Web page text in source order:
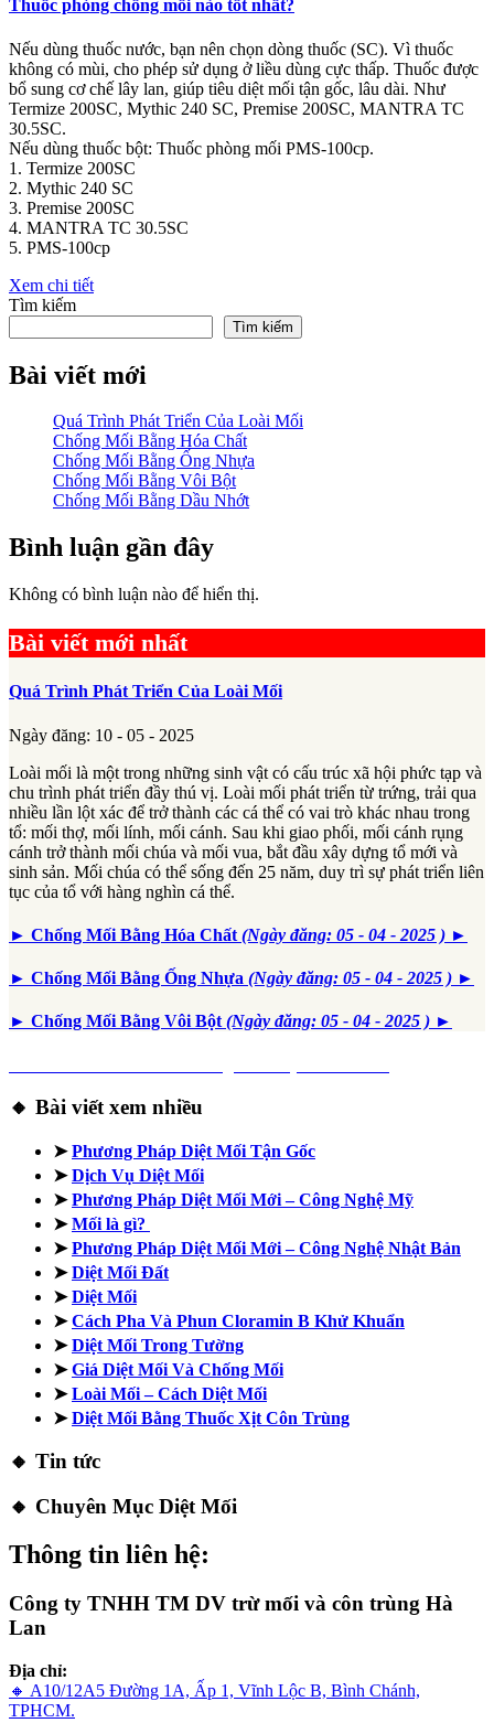
Thuốc phòng chống mối nào tốt nhất?
Nếu dùng thuốc nước, bạn nên chọn dòng thuốc (SC). Vì thuốc
không có mùi, cho phép sử dụng ở liều dùng cực thấp. Thuốc được
bổ sung cơ chế lây lan, giúp tiêu diệt mối tận gốc, lâu dài. Như
Termize 200SC, Mythic 240 SC, Premise 200SC, MANTRA TC
30.5SC.
Nếu dùng thuốc bột: Thuốc phòng mối PMS-100cp.
1. Termize 200SC
2. Mythic 240 SC
3. Premise 200SC
4. MANTRA TC 30.5SC
5. PMS-100cp
Xem chi tiết
Tìm kiếm
Tìm kiếm
Bài viết mới
Quá Trình Phát Triển Của Loài Mối
Chống Mối Bằng Hóa Chất
Chống Mối Bằng Ống Nhựa
Chống Mối Bằng Vôi Bột
Chống Mối Bằng Dầu Nhớt
Bình luận gần đây
Không có bình luận nào để hiển thị.
Bài viết mới nhất
Quá Trình Phát Triển Của Loài Mối
Ngày đăng: 10 - 05 - 2025
Loài mối là một trong những sinh vật có cấu trúc xã hội phức tạp và
chu trình phát triển đầy thú vị. Loài mối phát triển từ trứng, trải qua
nhiều lần lột xác để trở thành các cá thể có vai trò khác nhau trong
tổ: mối thợ, mối lính, mối cánh. Sau khi giao phối, mối cánh rụng
cánh trở thành mối chúa và mối vua, bắt đầu xây dựng tổ mới và
sinh sản. Mối chúa có thể sống đến 25 năm, duy trì sự phát triển liên
tục của tổ với hàng nghìn cá thể.
► Chống Mối Bằng Hóa Chất (Ngày đăng: 05 - 04 - 2025 ) ►
► Chống Mối Bằng Ống Nhựa (Ngày đăng: 05 - 04 - 2025 ) ►
► Chống Mối Bằng Vôi Bột (Ngày đăng: 05 - 04 - 2025 ) ►
🔸 Bài viết xem nhiều
➤Phương Pháp Diệt Mối Tận Gốc
➤Dịch Vụ Diệt Mối
➤Phương Pháp Diệt Mối Mới – Công Nghệ Mỹ
➤Mối là gì?
➤Phương Pháp Diệt Mối Mới – Công Nghệ Nhật Bản
➤Diệt Mối Đất
➤Diệt Mối
➤Cách Pha Và Phun Cloramin B Khử Khuẩn
➤Diệt Mối Trong Tường
➤Giá Diệt Mối Và Chống Mối
➤Loài Mối – Cách Diệt Mối
➤Diệt Mối Bằng Thuốc Xịt Côn Trùng
🔸 Tin tức
🔸 Chuyên Mục Diệt Mối
Thông tin liên hệ:
Công ty TNHH TM DV trừ mối và côn trùng Hà
Lan
Địa chỉ:
🔸 A10/12A5 Đường 1A, Ấp 1, Vĩnh Lộc B, Bình Chánh,
TPHCM.